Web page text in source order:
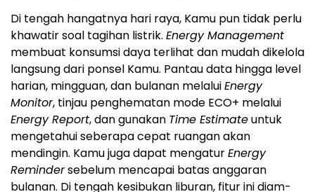
Di tengah hangatnya hari raya, Kamu pun tidak perlu
khawatir soal tagihan listrik. Energy Management
membuat konsumsi daya terlihat dan mudah dikelola
langsung dari ponsel Kamu. Pantau data hingga level
harian, mingguan, dan bulanan melaluiEnergy
Monitor, tinjau penghematan mode ECO+ melalui
Energy Report, dan gunakan Time Estimateuntuk
mengetahui seberapa cepat ruangan akan
mendingin. Kamu juga dapat mengaturEnergy
Remindersebelum mencapai batas anggaran
bulanan. Di tengah kesibukan liburan, fitur ini diam-